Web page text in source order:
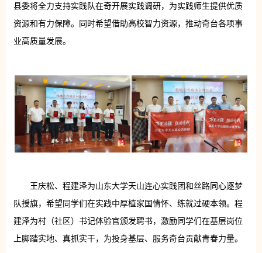
县委将全力支持实践队在奇开展实践调研，为实践师生提供优质
资源和有力保障。同时希望借助高校智力资源，推动奇台各项事
业高质量发展。
王庆松、程建泽为山东大学天山连心实践团和丝路同心逐梦
队授旗，希望同学们在实践中厚植家国情怀、练就过硬本领。程
建泽为村（社区）书记体验官颁发聘书，激励同学们在基层岗位
上脚踏实地、真抓实干，为投身基层、服务奇台贡献青春力量。